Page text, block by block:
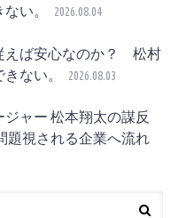
い。
2026.08.04
えば安心なのか？ 松村
ない。
2026.08.03
ャー 松本翔太の謀反
題視される企業へ流れ